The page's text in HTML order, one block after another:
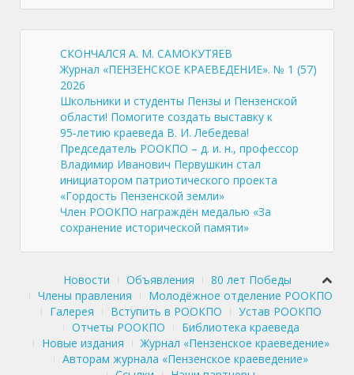
СКОНЧАЛСЯ А. М. САМОКУТЯЕВ
Журнал «ПЕНЗЕНСКОЕ КРАЕВЕДЕНИЕ». № 1 (57)
2026
Школьники и студенты Пензы и Пензенской
области! Помогите создать выставку к
95‑летию краеведа В. И. Лебедева!
Председатель РООКПО – д. и. н., профессор
Владимир Иванович Первушкин стал
инициатором патриотического проекта
«Гордость Пензенской земли»
Член РООКПО награждён медалью «За
сохранение исторической памяти»
Новости Объявления
80 лет Победы
Члены правления
Молодёжное отделение РООКПО
Галерея
Вступить в РООКПО
Устав РООКПО
Отчеты РООКПО
Библиотека краеведа
Новые издания
Журнал «Пензенское краеведение»
Авторам журнала «Пензенское краеведение»